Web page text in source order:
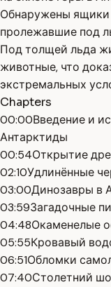
Обнаружены ящики
пролежавшие под
Под толщей льда
животные, что
экстремальных
Chapters
00:00Введение и
Антарктиды
00:54Открытие
02:10Удлинённые
03:00Динозавры в
03:59Загадочные
04:48Окаменелые
05:55Кровавый
06:51Обломки
07:40Столетний